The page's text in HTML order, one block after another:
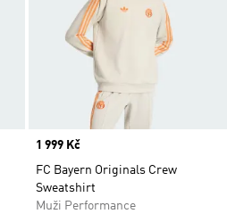
Price
1 999 Kč
FC Bayern Originals Crew
Sweatshirt
Muži Performance